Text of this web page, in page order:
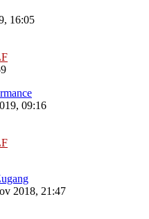
16:05
09:16
2018, 21:47